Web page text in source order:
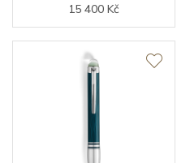
15 400 Kč